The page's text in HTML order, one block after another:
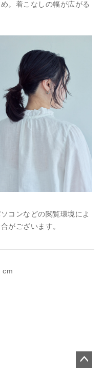
。着こなしの幅が広がる
コンなどの閲覧環境によ
がございます。
cm